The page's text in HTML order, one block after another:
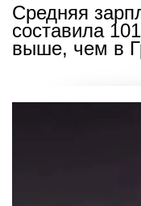
Средняя
составила
выше, чем в